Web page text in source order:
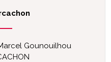
Gounouilhou